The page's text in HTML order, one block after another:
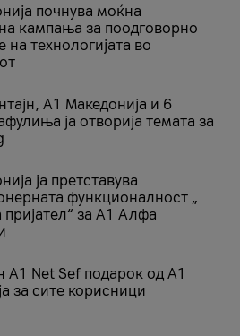
почнува моќна
кампања за поодговорно
на технологијата во
A1 Македонија и 6
ја отворија темата за
ја претставува
функционалност „
за А1 Алфа
A1 Net Sеf подарок од А1
за сите корисници